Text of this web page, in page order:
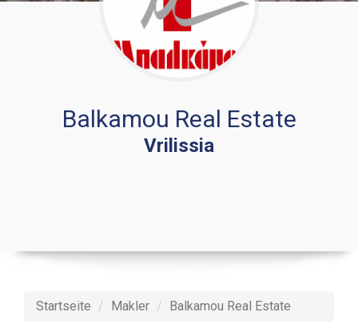
Balkamou Real Estate
Vrilissia
Startseite Makler Balkamou Real Estate